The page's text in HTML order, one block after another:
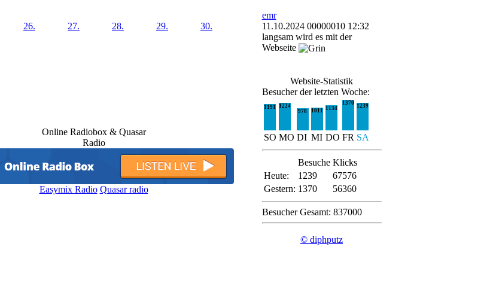
26. 27. 28. 29. 30.
Online Radiobox & Quasar
Radio
Easymix Radio Quasar radio
emr
11.10.2024 00000010 12:32
langsam wird es mit der
Webseite
Website-Statistik
Besucher der letzten Woche:
1191
1224
978
1011 1134
1370 1239
SO MO DI MI DO FR SA
Besuche Klicks
Heute:
1239
67576
Gestern: 1370 56360
Besucher Gesamt: 837000
© diphputz